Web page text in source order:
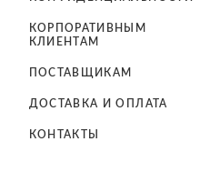
КОРПОРАТИВНЫМ
КЛИЕНТАМ
ПОСТАВЩИКАМ
ДОСТАВКА И ОПЛАТА
КОНТАКТЫ